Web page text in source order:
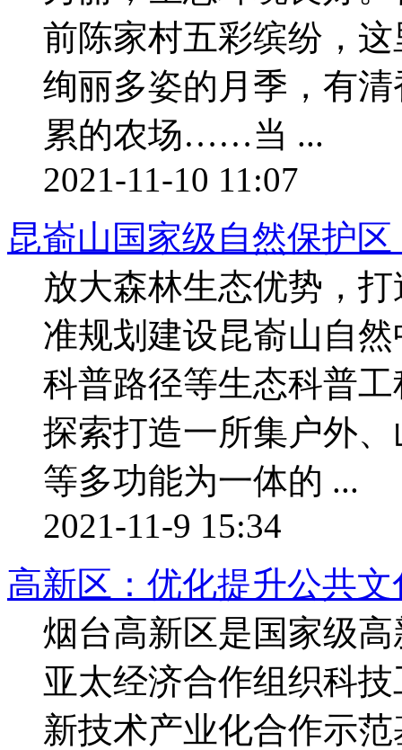
前陈家村五彩缤纷，
绚丽多姿的月季，有
累的农场……当 ...
2021-11-10 11:07
昆嵛山国家级自然保护
放大森林生态优势，
准规划建设昆嵛山自
科普路径等生态科普
探索打造一所集户外
等多功能为一体的 ...
2021-11-9 15:34
高新区：优化提升公共
烟台高新区是国家级
亚太经济合作组织科
新技术产业化合作示